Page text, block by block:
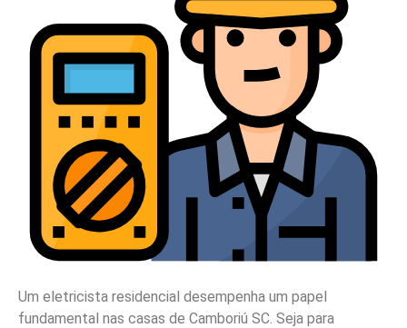
Um eletricista residencial desempenha um papel
fundamental nas casas de Camboriú SC. Seja para